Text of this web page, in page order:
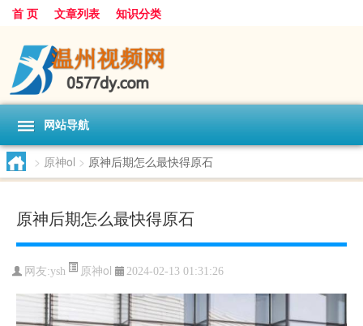
首 页 文章列表 知识分类
网站导航
> 原神ol > 原神后期怎么最快得原石
原神后期怎么最快得原石
网友:ysh 原神ol 2024-02-13 01:31:26